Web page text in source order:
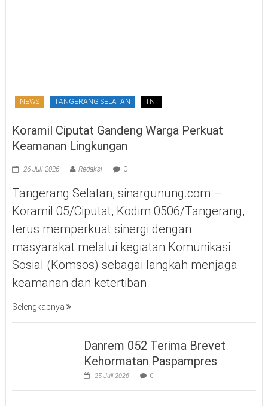
NEWS TANGERANG SELATAN TNI
Koramil Ciputat Gandeng Warga Perkuat
Keamanan Lingkungan
26 Juli 2026 Redaksi 0
Tangerang Selatan, sinargunung.com –
Koramil 05/Ciputat, Kodim 0506/Tangerang,
terus memperkuat sinergi dengan
masyarakat melalui kegiatan Komunikasi
Sosial (Komsos) sebagai langkah menjaga
keamanan dan ketertiban
Selengkapnya
Danrem 052 Terima Brevet
Kehormatan Paspampres
25 Juli 2026 0